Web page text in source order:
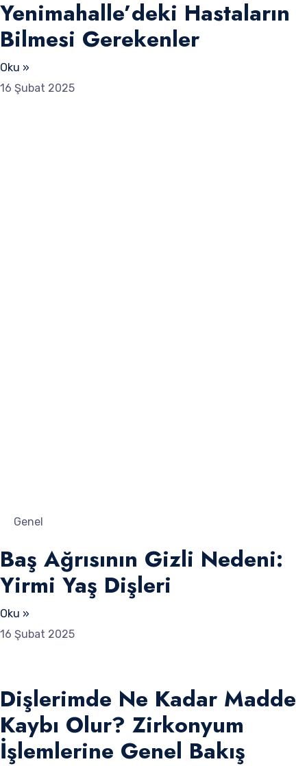
Yenimahalle’deki Hastaların
Bilmesi Gerekenler
Oku »
16 Şubat 2025
Genel
Baş Ağrısının Gizli Nedeni:
Yirmi Yaş Dişleri
Oku »
16 Şubat 2025
Dişlerimde Ne Kadar Madde
Kaybı Olur? Zirkonyum
İşlemlerine Genel Bakış